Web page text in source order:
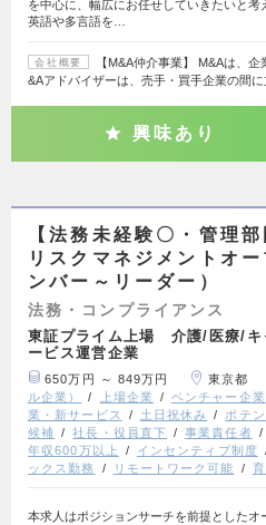
を中心に、幅広にお任せしていきたいと考
英語や多言語を…
会社概要
【M&A仲介事業】 M&Aは、
&Aアドバイザーは、売手・買手企業の間
興味あり
【法務未経験〇・管理
リスクマネジメントオ
ンバー～リーダー）
法務・コンプライアンス
東証プライム上場 介護/医療/キ
ービス運営企業
650万円 ～ 849万円 東京都
ル企業）
上場企業 ベンチャー企業
業・新サービス
土日祝休み ポテ
候補
社長・役員直下 事業責任者
年収600万以上
インセンティブ制度
ックス勤務
リモートワーク可能
本求人はポジションサーチを前提としたオ